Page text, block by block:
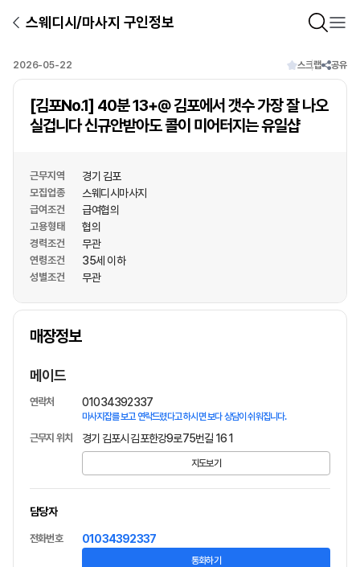
스웨디시/마사지 구인정보
2026-05-22 스크랩 공유
[김포No.1] 40분 13+@ 김포에서 갯수 가장 잘 나오
실겁니다 신규안받아도 콜이 미어터지는 유일샵
근무지역 경기 김포
모집업종 스웨디시마사지
급여조건 급여협의
고용형태 협의
경력조건 무관
연령조건 35세 이하
성별조건 무관
매장정보
상호명
메이드
연락처 01034392337
마사지잡를 보고 연락드렸다고 하시면 보다 상담이 쉬워집니다.
근무지 위치 경기 김포시 김포한강9로75번길 16 1
지도보기
담당자
전화번호 01034392337
통화하기